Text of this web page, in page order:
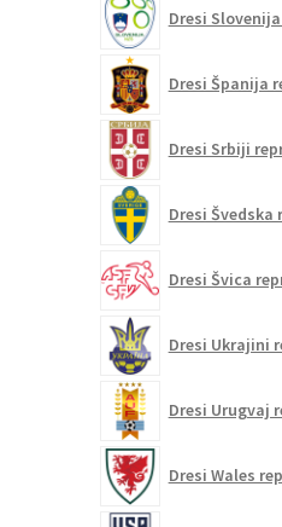
Dresi
Dresi Španija
Dresi Srbiji
Dresi Švedska
Dresi Švica
Dresi Ukrajini
Dresi Urugvaj
Dresi Wales